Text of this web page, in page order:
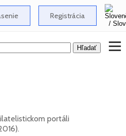
Registrácia
portáli